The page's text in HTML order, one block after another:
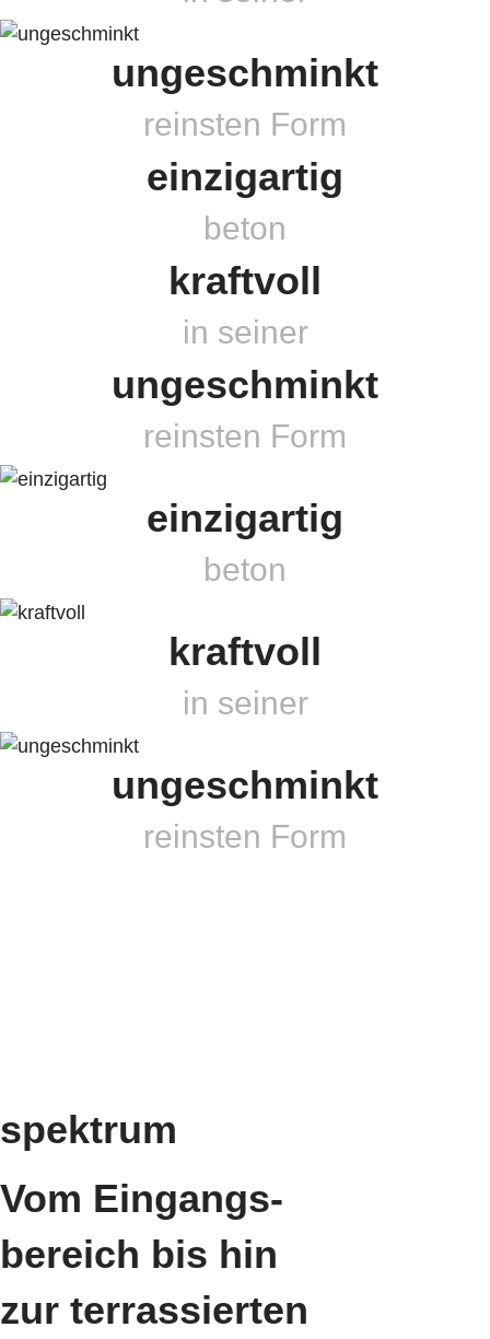
ungeschminkt
reinsten Form
einzigartig
beton
kraftvoll
in seiner
ungeschminkt
reinsten Form
einzigartig
beton
kraftvoll
in seiner
ungeschminkt
reinsten Form
spektrum
Vom Eingangs-
bereich bis hin
zur terrassierten